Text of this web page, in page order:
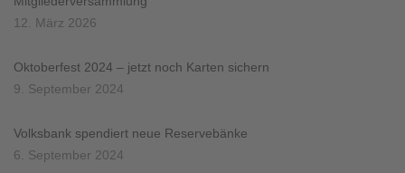
12. März 2026
Oktoberfest 2024 – jetzt noch Karten sichern
9. September 2024
Volksbank spendiert neue Reservebänke
6. September 2024